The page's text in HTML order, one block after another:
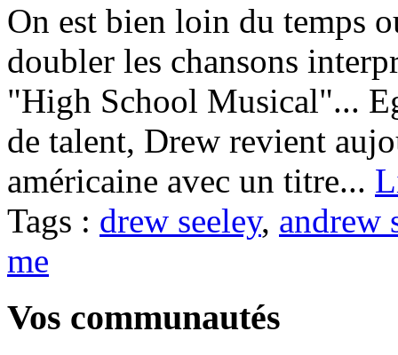
On est bien loin du temps
doubler les chansons
"High School Musical"...
de talent, Drew revient
américaine avec un titre...
Tags : drew seeley, andrew
me
Vos communautés